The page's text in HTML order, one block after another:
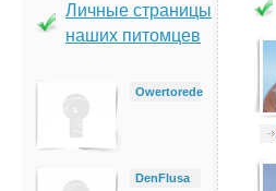
Личные страницы
наших питомцев
Owertorede
DenFlusa